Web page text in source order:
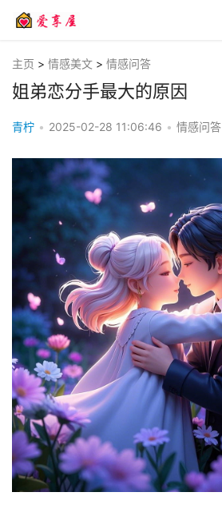
主页 > 情感美文 > 情感问答
姐弟恋分手最大的原因
青柠 • 2025-02-28 11:06:46 • 情感问答